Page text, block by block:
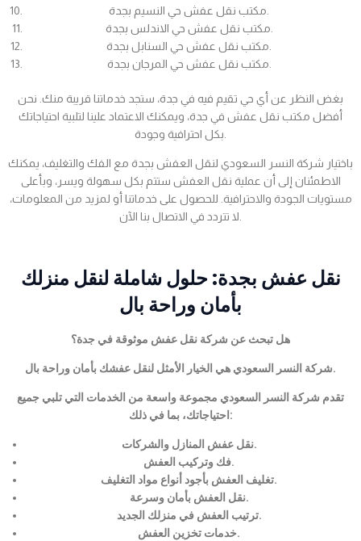
بغض النظر عن أي حي تقيم فيه في جدة، ستجد خدماتنا قريبة منك. نحن
أفضل مكتب نقل عفش في جدة، ويمكنك الاعتماد علينا لتلبية احتياجاتك
باختيار شركة النسر السعودي لنقل العفش بجدة مع الفك والتغليف، يمكنك
الاطمئنان إلى أن عملية نقل العفش ستتم بكل سهولة ويسر، وبأعلى
مستويات الجودة والاحترافية. للحصول على خدماتنا أو لمزيد من المعلومات،
نقل عفش بجدة: حلول شاملة لنقل منزلك
بأمان وراحة بال
هل تبحث عن شركة نقل عفش موثوقة في جدة؟
شركة النسر السعودي هي الخيار الأمثل لنقل عفشك بأمان وراحة بال.
تقدم شركة النسر السعودي مجموعة واسعة من الخدمات التي تلبي جميع
احتياجاتك، بما في ذلك:
نقل عفش المنازل والشركات.
فك وتركيب العفش.
تغليف العفش بأجود أنواع مواد التغليف.
نقل العفش بأمان وسرعة.
ترتيب العفش في منزلك الجديد.
خدمات تخزين العفش.